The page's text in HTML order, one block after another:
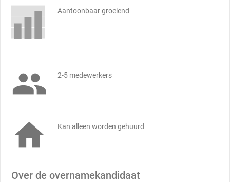
Aantoonbaar groeiend
 2-5 medewerkers
 Kan alleen worden gehuurd
Over de overnamekandidaat